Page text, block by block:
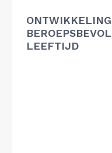
LEEFTIJD